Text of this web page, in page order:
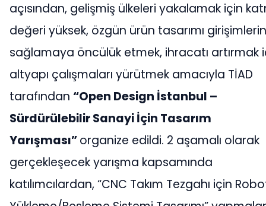
açısından, gelişmiş ülkeleri yakalamak için
değeri yüksek, özgün ürün tasarımı
sağlamaya öncülük etmek, ihracatı artırmak
altyapı çalışmaları yürütmek amacıyla TİAD
tarafından “Open Design İstanbul –
Sürdürülebilir Sanayi İçin Tasarım
Yarışması”organize edildi. 2 aşamalı olarak
gerçekleşecek yarışma kapsamında
katılımcılardan, “CNC Takım Tezgahı için